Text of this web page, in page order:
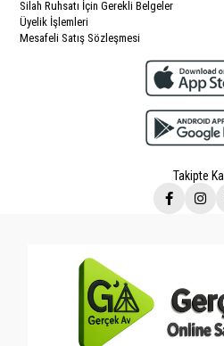
Silah Ruhsatı İçin Gerekli Belgeler
Üyelik İşlemleri
Mesafeli Satış Sözleşmesi
Takipte Kal